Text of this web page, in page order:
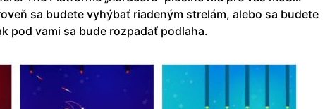
sa budete vyhýbať riadeným strelám, alebo sa budete
pod vami sa bude rozpadať podlaha.